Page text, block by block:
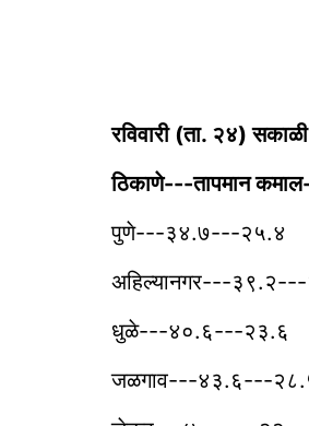
रविवारी (ता. २४)
‎ठिकाणे---तापमान
‎पुणे---३४.७---२५.४
अहिल्यानगर---
धुळे---४०.६---२३.६
जळगाव---४३.६---